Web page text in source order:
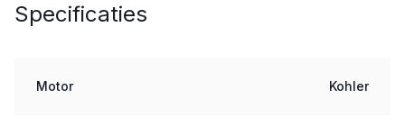
Specificaties
Motor Kohler